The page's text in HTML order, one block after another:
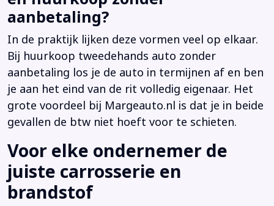
aanbetaling?
In de praktijk lijken deze vormen veel op elkaar.
Bij huurkoop tweedehands auto zonder
aanbetaling los je de auto in termijnen af en ben
je aan het eind van de rit volledig eigenaar. Het
grote voordeel bij Margeauto.nl is dat je in beide
gevallen de btw niet hoeft voor te schieten.
Voor elke ondernemer de
juiste carrosserie en
brandstof